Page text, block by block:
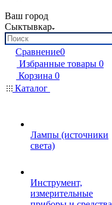
Ваш город
Сыктывкар
Сравнение0
Избранные товары 0
Корзина 0
Каталог
Лампы (источники
света)
Инструмент,
измерительные